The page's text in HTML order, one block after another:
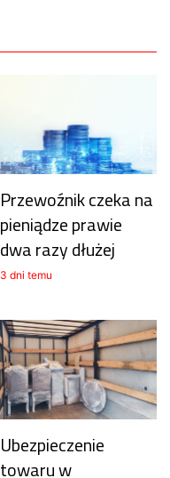
Przewoźnik czeka na
pieniądze prawie
dwa razy dłużej
3 dni temu
Ubezpieczenie
towaru w